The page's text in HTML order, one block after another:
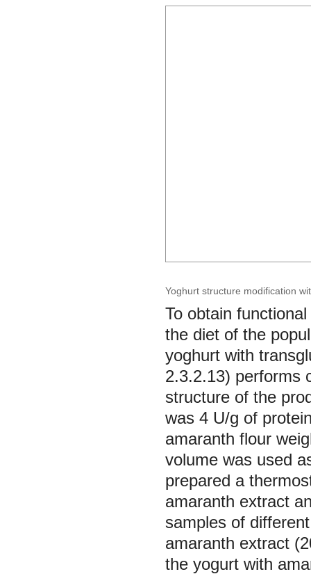
Yoghurt structure modification
To obtain
the diet of the
yoghurt with
2.3.2.13) performs
structure of the
was 4 U/g of
amaranth flour
volume was used
prepared a
amaranth extract
samples of
amaranth extract
the yogurt with